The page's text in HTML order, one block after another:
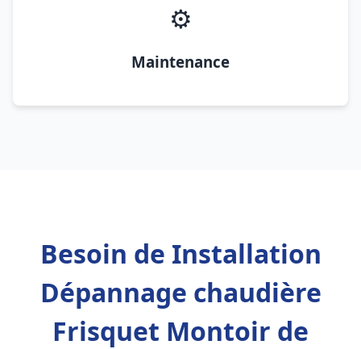
⚙️
Maintenance
Besoin de Installation
Dépannage chaudière
Frisquet Montoir de